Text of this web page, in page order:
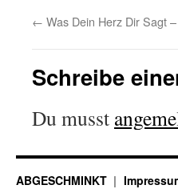
← Was Dein Herz Dir Sagt
Schreibe
Du musst
ABGESCHMINKT